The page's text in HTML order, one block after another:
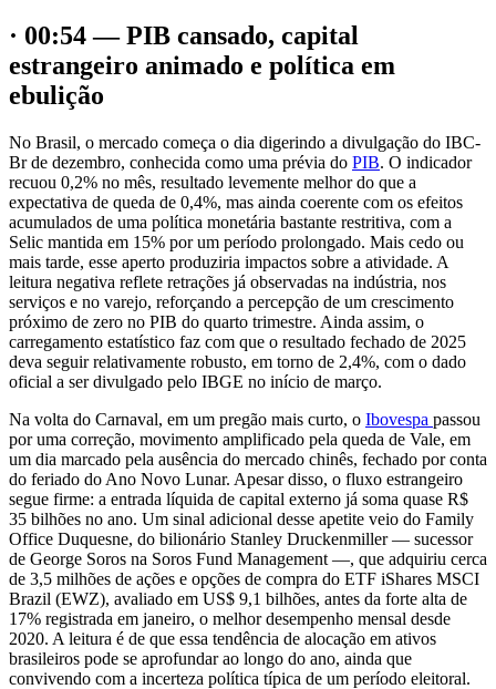
· 00:54 — PIB cansado, capital
estrangeiro animado e política em
ebulição
No Brasil, o mercado começa o dia digerindo a divulgação do IBC-
Br de dezembro, conhecida como uma prévia do PIB. O indicador
recuou 0,2% no mês, resultado levemente melhor do que a
expectativa de queda de 0,4%, mas ainda coerente com os efeitos
acumulados de uma política monetária bastante restritiva, com a
Selic mantida em 15% por um período prolongado. Mais cedo ou
mais tarde, esse aperto produziria impactos sobre a atividade. A
leitura negativa reflete retrações já observadas na indústria, nos
serviços e no varejo, reforçando a percepção de um crescimento
próximo de zero no PIB do quarto trimestre. Ainda assim, o
carregamento estatístico faz com que o resultado fechado de 2025
deva seguir relativamente robusto, em torno de 2,4%, com o dado
oficial a ser divulgado pelo IBGE no início de março.
Na volta do Carnaval, em um pregão mais curto, o Ibovespa passou
por uma correção, movimento amplificado pela queda de Vale, em
um dia marcado pela ausência do mercado chinês, fechado por conta
do feriado do Ano Novo Lunar. Apesar disso, o fluxo estrangeiro
segue firme: a entrada líquida de capital externo já soma quase R$
35 bilhões no ano. Um sinal adicional desse apetite veio do Family
Office Duquesne, do bilionário Stanley Druckenmiller — sucessor
de George Soros na Soros Fund Management —, que adquiriu cerca
de 3,5 milhões de ações e opções de compra do ETF iShares MSCI
Brazil (EWZ), avaliado em US$ 9,1 bilhões, antes da forte alta de
17% registrada em janeiro, o melhor desempenho mensal desde
2020. A leitura é de que essa tendência de alocação em ativos
brasileiros pode se aprofundar ao longo do ano, ainda que
convivendo com a incerteza política típica de um período eleitoral.